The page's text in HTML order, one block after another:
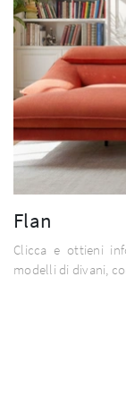
Flan
Clicca e ottieni
modelli di divani,